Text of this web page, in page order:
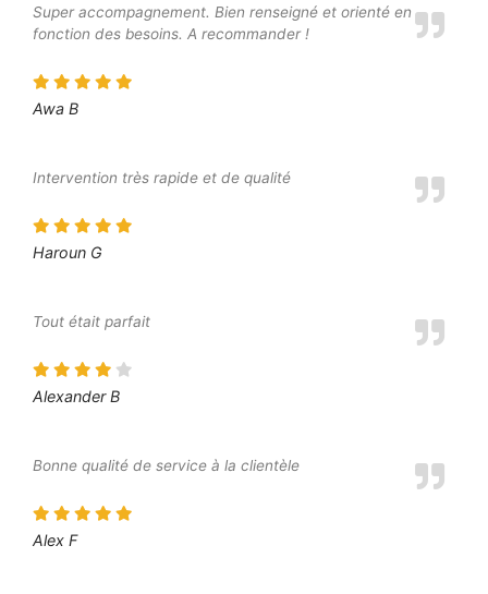
Super accompagnement. Bien renseigné et orienté en
fonction des besoins. A recommander !
Awa B
Intervention très rapide et de qualité
Haroun G
Tout était parfait
Alexander B
Bonne qualité de service à la clientèle
Alex F